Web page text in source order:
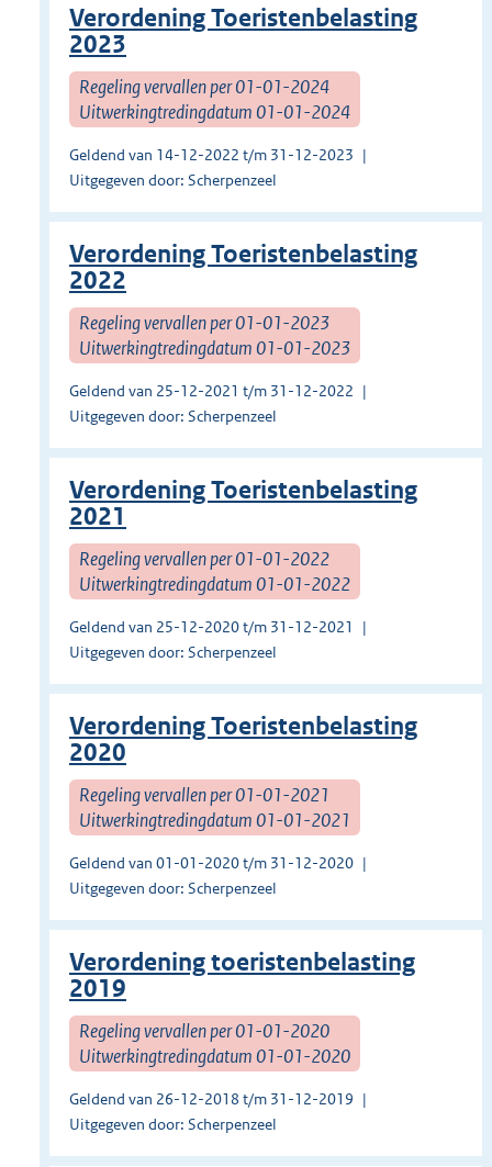
Verordening Toeristenbelasting
2023
Regeling vervallen per 01-01-2024
Uitwerkingtredingdatum 01-01-2024
Geldend van 14-12-2022 t/m 31-12-2023
Uitgegeven door: Scherpenzeel
Verordening Toeristenbelasting
2022
Regeling vervallen per 01-01-2023
Uitwerkingtredingdatum 01-01-2023
Geldend van 25-12-2021 t/m 31-12-2022
Uitgegeven door: Scherpenzeel
Verordening Toeristenbelasting
2021
Regeling vervallen per 01-01-2022
Uitwerkingtredingdatum 01-01-2022
Geldend van 25-12-2020 t/m 31-12-2021
Uitgegeven door: Scherpenzeel
Verordening Toeristenbelasting
2020
Regeling vervallen per 01-01-2021
Uitwerkingtredingdatum 01-01-2021
Geldend van 01-01-2020 t/m 31-12-2020
Uitgegeven door: Scherpenzeel
Verordening toeristenbelasting
2019
Regeling vervallen per 01-01-2020
Uitwerkingtredingdatum 01-01-2020
Geldend van 26-12-2018 t/m 31-12-2019
Uitgegeven door: Scherpenzeel